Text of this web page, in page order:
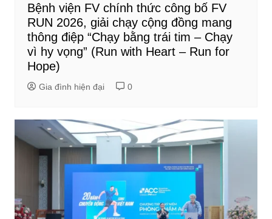
Bệnh viện FV chính thức công bố FV
RUN 2026, giải chạy cộng đồng mang
thông điệp “Chạy bằng trái tim – Chạy
vì hy vọng” (Run with Heart – Run for
Hope)
Gia đình hiện đại 0